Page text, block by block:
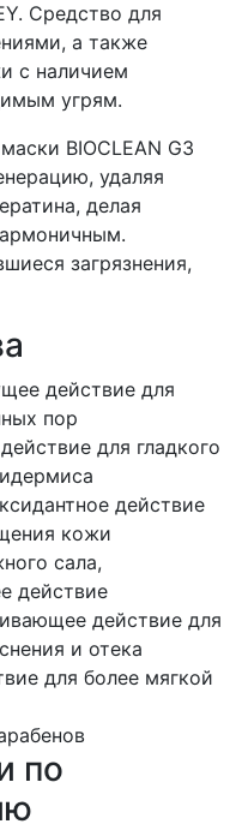
Средство для
а также
с наличием
угрям.
BIOCLEAN G3
удаляя
делая
загрязнения,
действие для
пор
для гладкого
действие
кожи
сала,
действие
действие для
и отека
для более мягкой
по